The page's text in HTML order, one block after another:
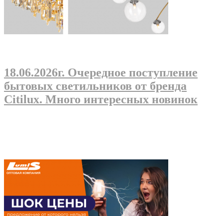
18.06.2026г. Очередное поступление
бытовых светильников от бренда
Citilux. Много интересных новинок